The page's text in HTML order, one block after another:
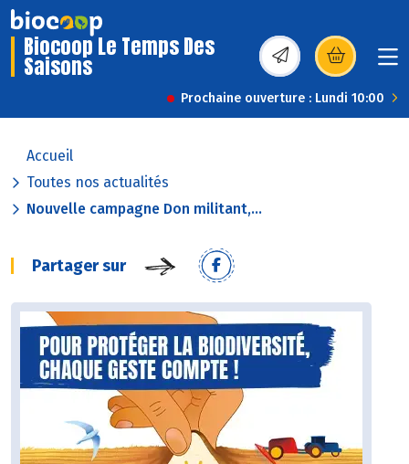
Biocoop Le Temps Des
Saisons (s’ouvre dans une
Prochaine ouverture : Lundi 10:00
Accueil
Toutes nos actualités
Nouvelle campagne Don militant,...
Partager sur